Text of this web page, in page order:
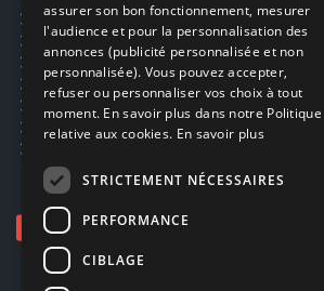
Ecogaming
Expédition & retours
Confidentialité
Conditions générales
EA Sport UFC 6
Call of Duty: Modern Warfare 4
Rachat et revente de jeux en cash
ENGLISH
assurer son bon fonctionnement, mesurer
l'audience et pour la personnalisation des
annonces (publicité personnalisée et non
personnalisée). Vous pouvez accepter,
refuser ou personnaliser vos choix à tout
moment. En savoir plus dans notre Politique
relative aux cookies. En savoir plus
STRICTEMENT NÉCESSAIRES
PERFORMANCE
CIBLAGE